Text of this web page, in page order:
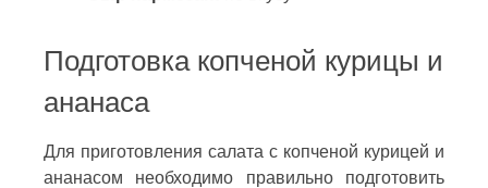
Подготовка копченой курицы и
ананаса
Для приготовления салата с копченой курицей и
ананасом необходимо правильно подготовить